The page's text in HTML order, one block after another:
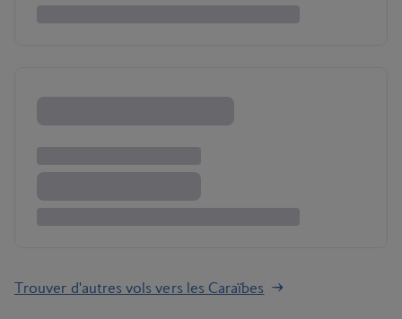
Trouver d'autres vols vers les Caraïbes